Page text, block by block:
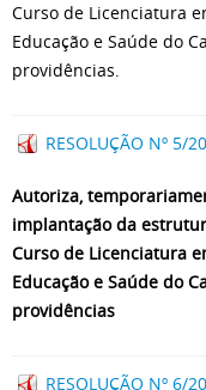
Curso de Licenciatura
Educação e Saúde do
providências.
RESOLUÇÃO Nº 5/
Autoriza,
implantação da
Curso de Licenciatura
Educação e Saúde do
providências
RESOLUÇÃO Nº 6/